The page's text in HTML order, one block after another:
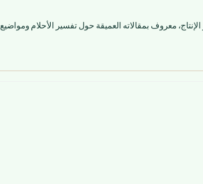
معروف بمقالاته العميقة حول تفسير الأحلام ومواضيع